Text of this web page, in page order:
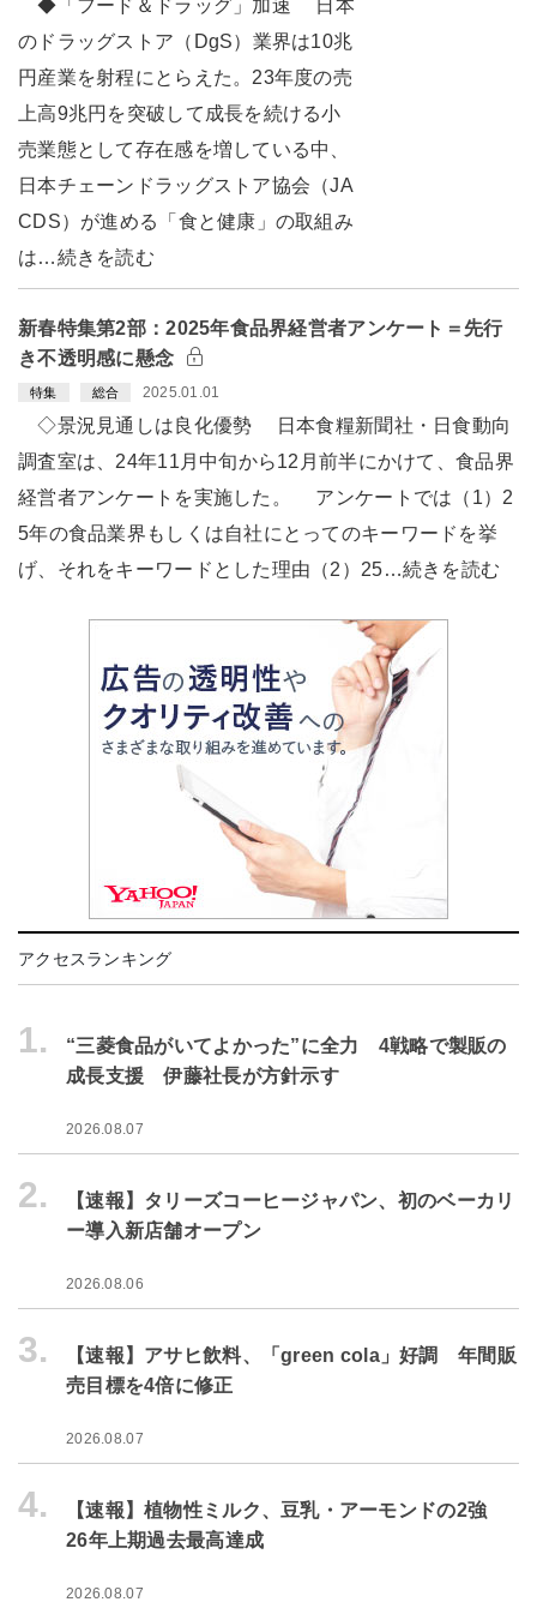
◆「フード＆ドラッグ」加速 日本
のドラッグストア（DgS）業界は10兆
円産業を射程にとらえた。23年度の売
上高9兆円を突破して成長を続ける小
売業態として存在感を増している中、
日本チェーンドラッグストア協会（JA
CDS）が進める「食と健康」の取組み
は…続きを読む
新春特集第2部：2025年食品界経営者アンケート＝先行
き不透明感に懸念
特集 総合 2025.01.01
◇景況見通しは良化優勢 日本食糧新聞社・日食動向
調査室は、24年11月中旬から12月前半にかけて、食品界
経営者アンケートを実施した。 アンケートでは（1）2
5年の食品業界もしくは自社にとってのキーワードを挙
げ、それをキーワードとした理由（2）25…続きを読む
アクセスランキング
1.
“三菱食品がいてよかった”に全力 4戦略で製販の
成長支援 伊藤社長が方針示す
2026.08.07
2.
【速報】タリーズコーヒージャパン、初のベーカリ
ー導入新店舗オープン
2026.08.06
3.
【速報】アサヒ飲料、「green cola」好調 年間販
売目標を4倍に修正
2026.08.07
4.
【速報】植物性ミルク、豆乳・アーモンドの2強
26年上期過去最高達成
2026.08.07